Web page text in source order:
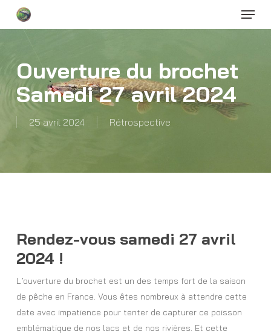
Menu
Ouverture du brochet
Samedi 27 avril 2024
25 avril 2024 Rétrospective
Rendez-vous samedi 27 avril
2024 !
L’ouverture du brochet est un des temps fort de la saison
de pêche en France. Vous êtes nombreux à attendre cette
date avec impatience pour tenter de capturer ce poisson
emblématique de nos lacs et de nos rivières. Et cette